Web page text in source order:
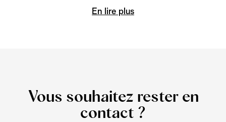
En lire plus
Vous souhaitez rester en
contact ?